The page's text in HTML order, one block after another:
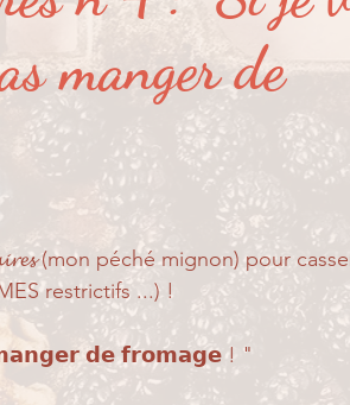
Pour les petits...
manger de
(mon péché mignon) pour
restrictifs ...) !
𝗱𝗲 𝗳𝗿𝗼𝗺𝗮𝗴𝗲 ! "